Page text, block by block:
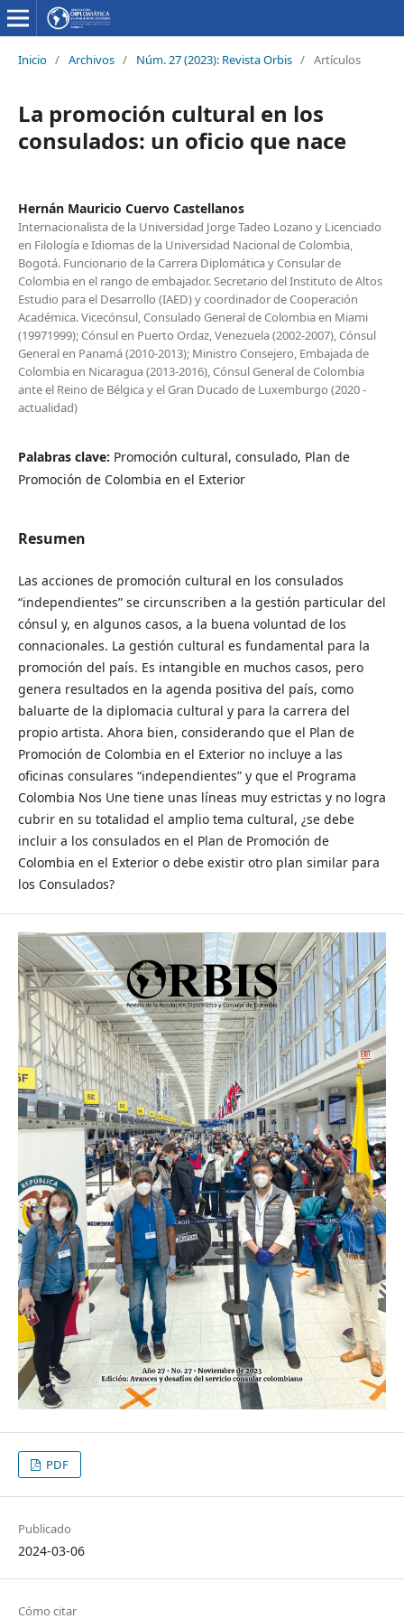
Inicio / Archivos / Núm. 27 (2023): Revista Orbis / Artículos
La promoción cultural en los
consulados: un oficio que nace
Hernán Mauricio Cuervo Castellanos
Internacionalista de la Universidad Jorge Tadeo Lozano y Licenciado
en Filología e Idiomas de la Universidad Nacional de Colombia,
Bogotá. Funcionario de la Carrera Diplomática y Consular de
Colombia en el rango de embajador. Secretario del Instituto de Altos
Estudio para el Desarrollo (IAED) y coordinador de Cooperación
Académica. Vicecónsul, Consulado General de Colombia en Miami
(19971999); Cónsul en Puerto Ordaz, Venezuela (2002-2007), Cónsul
General en Panamá (2010-2013); Ministro Consejero, Embajada de
Colombia en Nicaragua (2013-2016), Cónsul General de Colombia
ante el Reino de Bélgica y el Gran Ducado de Luxemburgo (2020 -
actualidad)
Palabras clave: Promoción cultural, consulado, Plan de
Promoción de Colombia en el Exterior
Resumen
Las acciones de promoción cultural en los consulados
“independientes” se circunscriben a la gestión particular del
cónsul y, en algunos casos, a la buena voluntad de los
connacionales. La gestión cultural es fundamental para la
promoción del país. Es intangible en muchos casos, pero
genera resultados en la agenda positiva del país, como
baluarte de la diplomacia cultural y para la carrera del
propio artista. Ahora bien, considerando que el Plan de
Promoción de Colombia en el Exterior no incluye a las
oficinas consulares “independientes” y que el Programa
Colombia Nos Une tiene unas líneas muy estrictas y no logra
cubrir en su totalidad el amplio tema cultural, ¿se debe
incluir a los consulados en el Plan de Promoción de
Colombia en el Exterior o debe existir otro plan similar para
los Consulados?
PDF
Publicado
2024-03-06
Cómo citar